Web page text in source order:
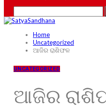
Home
Uncategorized
ଆଜିର ରାଶିଫଳ
UNCATEGORIZED
ଆଜିର